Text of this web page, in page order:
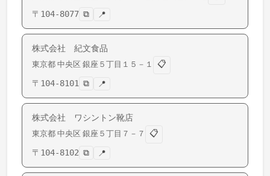
〒 104-8077 ⧉ 📍
株式会社 紀文食品
東京都 中央区 銀座 ５丁目１５－１
📋
〒 104-8101 ⧉ 📍
株式会社 ワシントン靴店
東京都 中央区 銀座 ５丁目７－７
📋
〒 104-8102 ⧉ 📍